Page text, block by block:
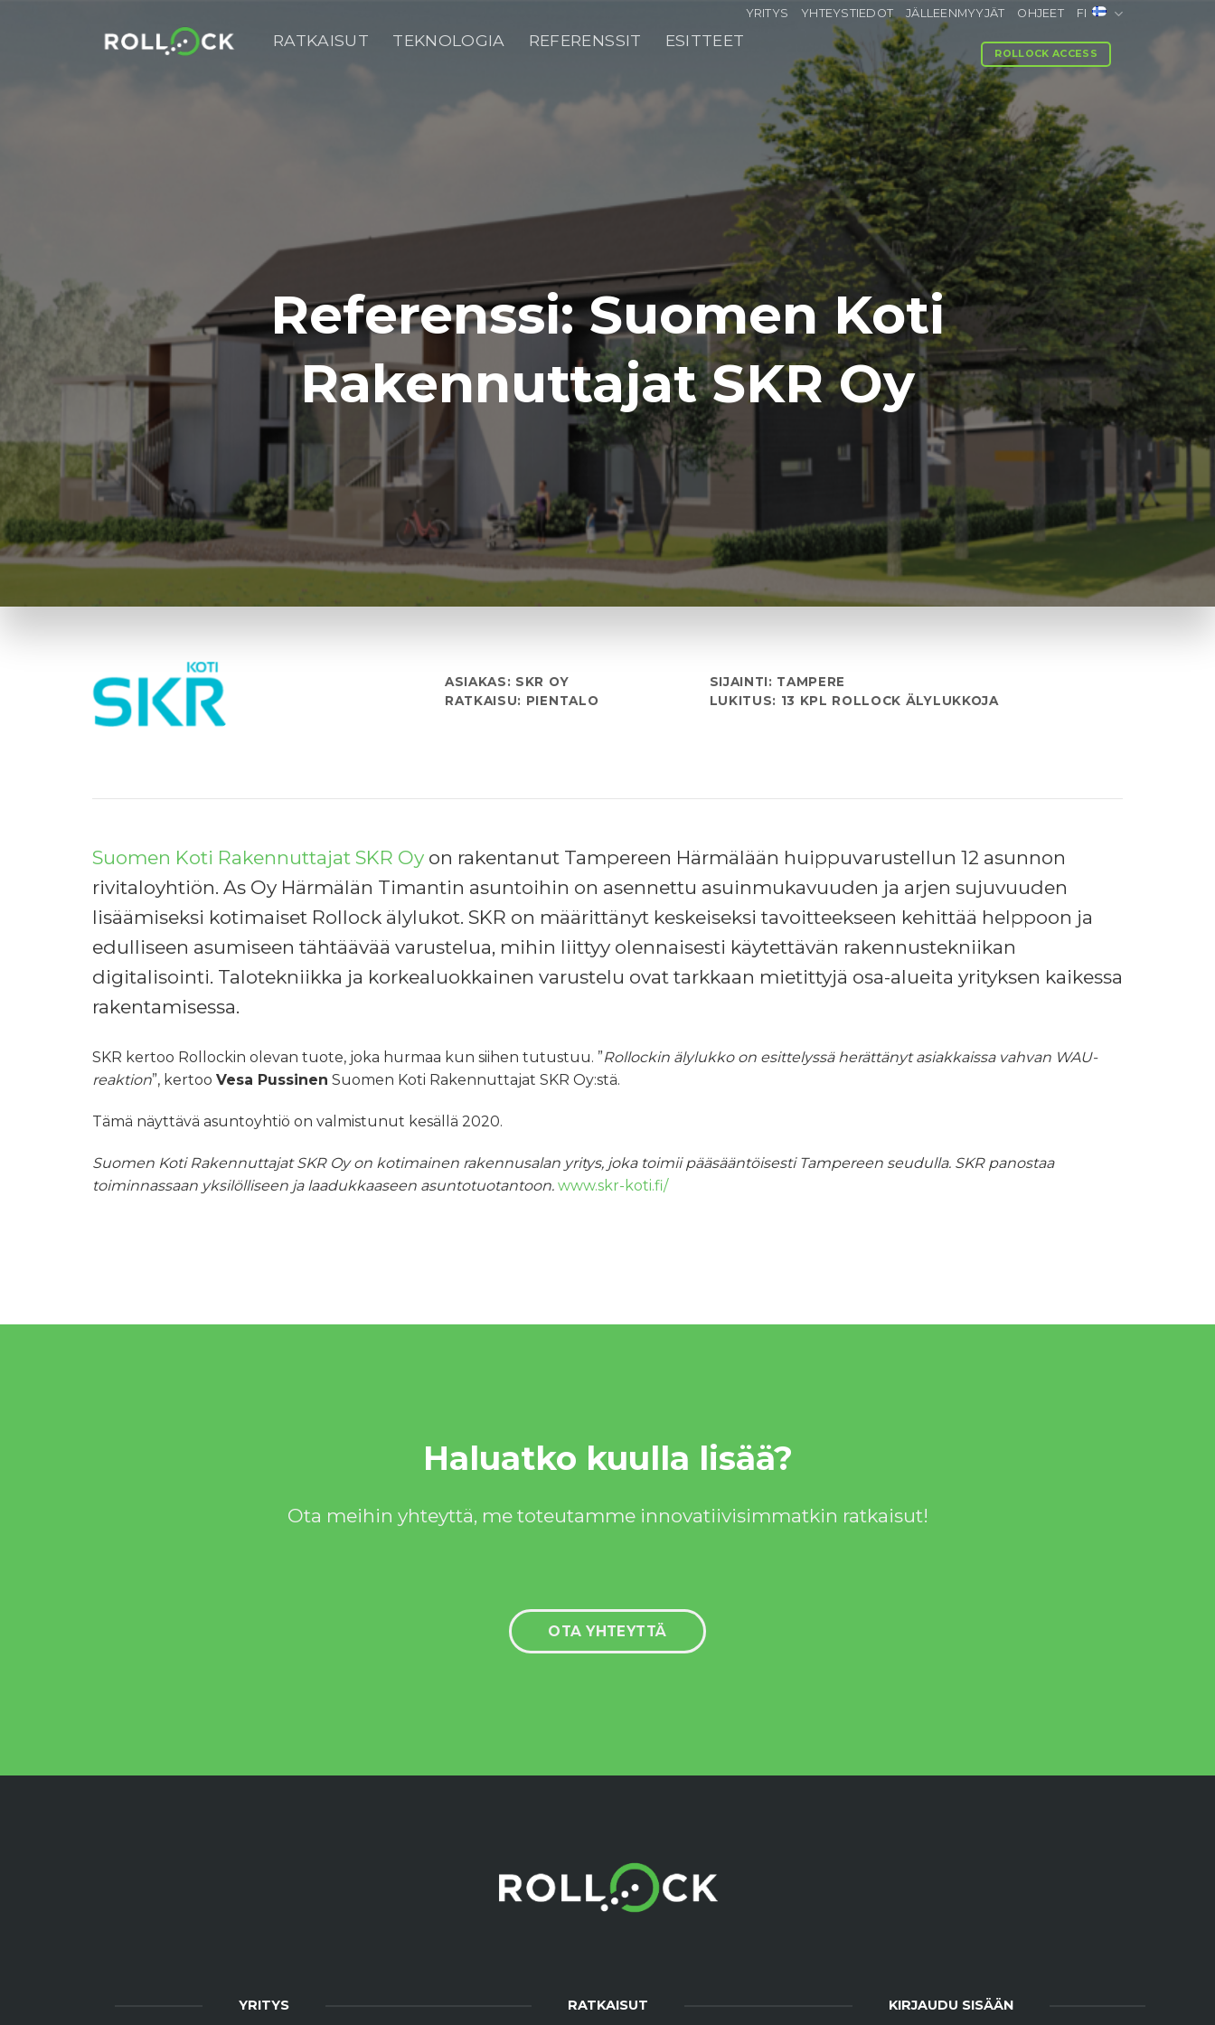
YRITYS YHTEYSTIEDOT JÄLLEENMYYJÄT OHJEET FI
RATKAISUT TEKNOLOGIA REFERENSSIT ESITTEET
ROLLOCK ACCESS
Referenssi: Suomen Koti
Rakennuttajat SKR Oy
ASIAKAS: SKR OY
RATKAISU: PIENTALO
SIJAINTI: TAMPERE
LUKITUS: 13 KPL ROLLOCK ÄLYLUKKOJA
Suomen Koti Rakennuttajat SKR Oy on rakentanut Tampereen Härmälään huippuvarustellun 12 asunnon
rivitaloyhtiön. As Oy Härmälän Timantin asuntoihin on asennettu asuinmukavuuden ja arjen sujuvuuden
lisäämiseksi kotimaiset Rollock älylukot. SKR on määrittänyt keskeiseksi tavoitteekseen kehittää helppoon ja
edulliseen asumiseen tähtäävää varustelua, mihin liittyy olennaisesti käytettävän rakennustekniikan
digitalisointi. Talotekniikka ja korkealuokkainen varustelu ovat tarkkaan mietittyjä osa-alueita yrityksen kaikessa
rakentamisessa.
SKR kertoo Rollockin olevan tuote, joka hurmaa kun siihen tutustuu. ”Rollockin älylukko on esittelyssä herättänyt asiakkaissa vahvan WAU-
reaktion”, kertoo Vesa Pussinen Suomen Koti Rakennuttajat SKR Oy:stä.
Tämä näyttävä asuntoyhtiö on valmistunut kesällä 2020.
Suomen Koti Rakennuttajat SKR Oy on kotimainen rakennusalan yritys, joka toimii pääsääntöisesti Tampereen seudulla. SKR panostaa
toiminnassaan yksilölliseen ja laadukkaaseen asuntotuotantoon. www.skr-koti.fi/
Haluatko kuulla lisää?
Ota meihin yhteyttä, me toteutamme innovatiivisimmatkin ratkaisut!
OTA YHTEYTTÄ
YRITYS RATKAISUT KIRJAUDU SISÄÄN